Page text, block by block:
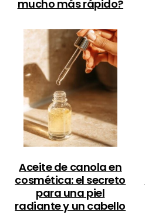
mucho más rápido?
Aceite de canola en
cosmética: el secreto
para una piel
radiante y un cabello